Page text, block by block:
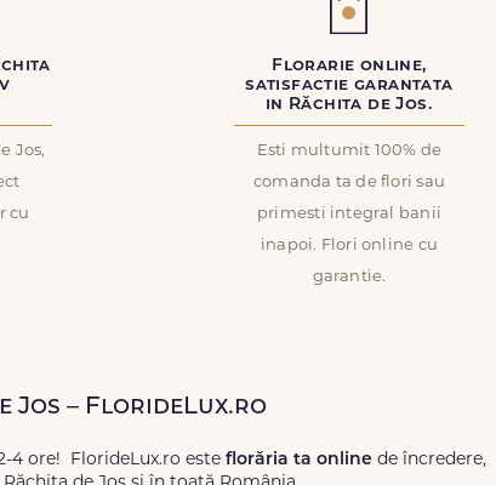
Jos,
cu
Florarie online,
satisfactie garantata
in Răchita de Jos.
Esti multumit 100% de
comanda ta de flori sau
primesti integral banii
inapoi. Flori online cu
garantie.
Jos – FlorideLux.ro
4 ore! FlorideLux.ro este florăria ta online de încredere,